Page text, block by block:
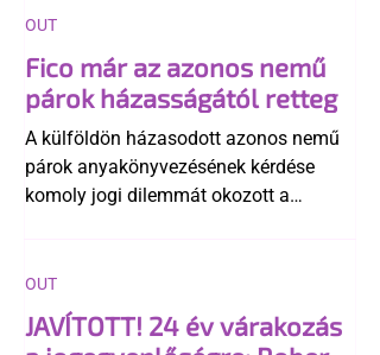
Fico már az azonos nemű
párok házasságától retteg
A külföldön házasodott azonos nemű
párok anyakönyvezésének kérdése
komoly jogi dilemmát okozott a
egyértelműen tiltja a házasságuk
elismerését. Közben az ellenzéken belül
is vita robbant ki arról, hogy vissza
OUT
JAVÍTOTT! 24 év várakozás
OUT